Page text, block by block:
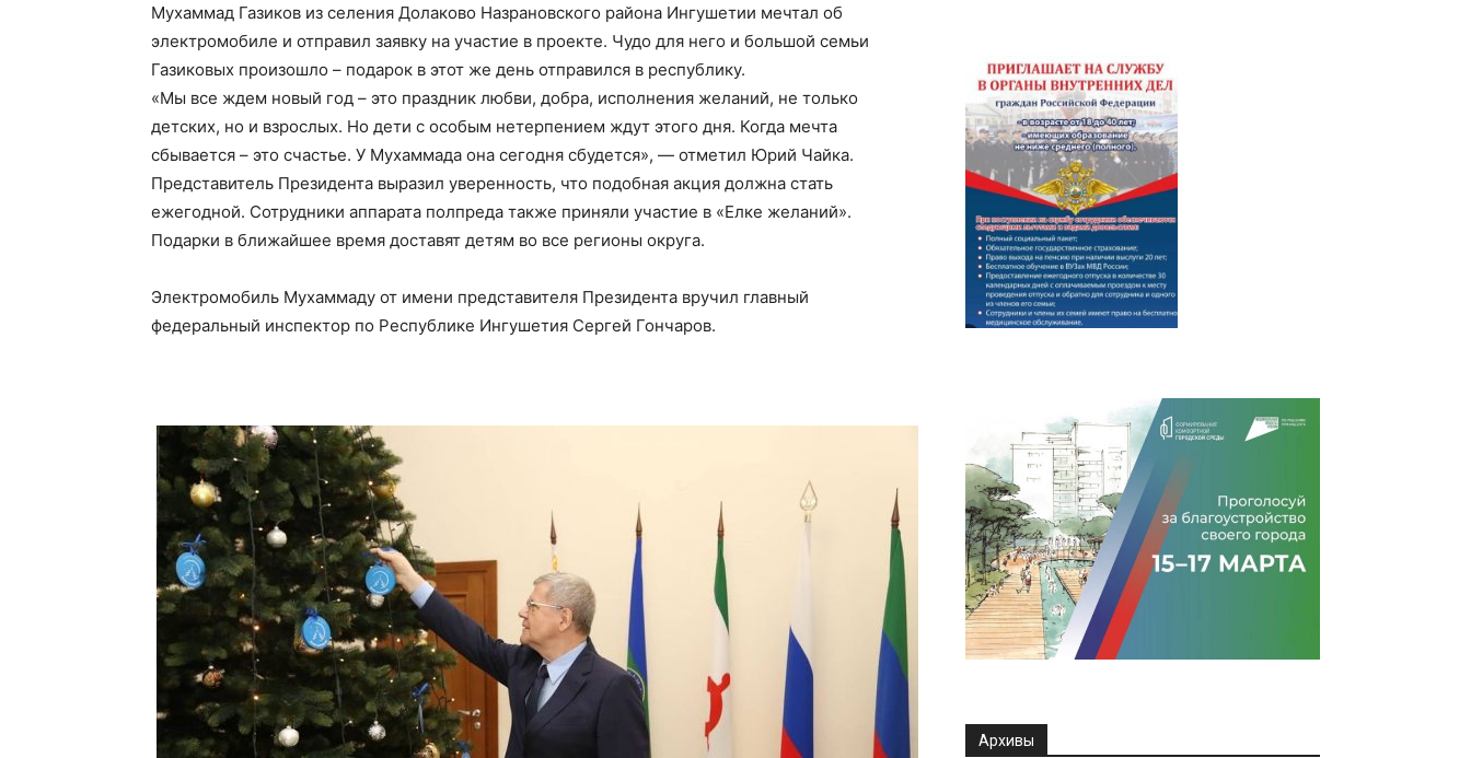
Мухаммад Газиков из селения Долаково Назрановского района Ингушетии мечтал об
электромобиле и отправил заявку на участие в проекте. Чудо для него и большой семьи
Газиковых произошло – подарок в этот же день отправился в республику.
«Мы все ждем новый год – это праздник любви, добра, исполнения желаний, не только
детских, но и взрослых. Но дети с особым нетерпением ждут этого дня. Когда мечта
сбывается – это счастье. У Мухаммада она сегодня сбудется», — отметил Юрий Чайка.
Представитель Президента выразил уверенность, что подобная акция должна стать
ежегодной. Сотрудники аппарата полпреда также приняли участие в «Елке желаний».
Подарки в ближайшее время доставят детям во все регионы округа.
Электромобиль Мухаммаду от имени представителя Президента вручил главный
федеральный инспектор по Республике Ингушетия Сергей Гончаров.
Архивы